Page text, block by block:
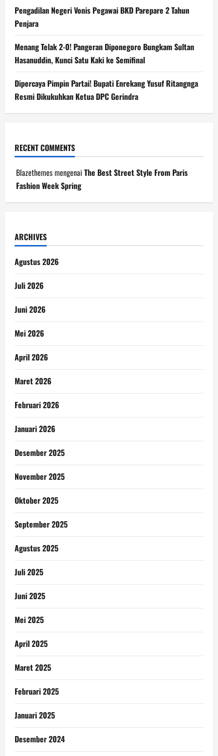
Pengadilan Negeri Vonis Pegawai BKD Parepare 2 Tahun
Penjara
Menang Telak 2-0! Pangeran Diponegoro Bungkam Sultan
Hasanuddin, Kunci Satu Kaki ke Semifinal
Dipercaya Pimpin Partai! Bupati Enrekang Yusuf Ritangnga
Resmi Dikukuhkan Ketua DPC Gerindra
RECENT COMMENTS
Blazethemesmengenai The Best Street Style From Paris
Fashion Week Spring
ARCHIVES
Agustus 2026
Juli 2026
Juni 2026
Mei 2026
April 2026
Maret 2026
Februari 2026
Januari 2026
Desember 2025
November 2025
Oktober 2025
September 2025
Agustus 2025
Juli 2025
Juni 2025
Mei 2025
April 2025
Maret 2025
Februari 2025
Januari 2025
Desember 2024